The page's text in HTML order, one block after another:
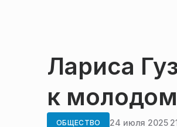
Лариса
к
ОБЩЕСТВО 24 июля 2025